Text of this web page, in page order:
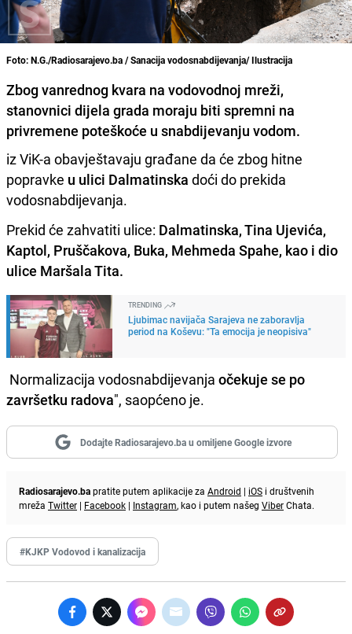
Foto: N.G./Radiosarajevo.ba / Sanacija vodosnabdijevanja/ Ilustracija
Zbog vanrednog kvara na vodovodnoj mreži,
stanovnici dijela grada moraju biti spremni na
privremene poteškoće u snabdijevanju vodom.
iz ViK-a obavještavaju građane da će zbog hitne
popravke u ulici Dalmatinska doći do prekida
vodosnabdijevanja.
Prekid će zahvatiti ulice: Dalmatinska, Tina Ujevića,
Kaptol, Pruščakova, Buka, Mehmeda Spahe, kao i dio
ulice Maršala Tita.
TRENDING
Ljubimac navijača Sarajeva ne zaboravlja
period na Koševu: "Ta emocija je neopisiva"
Normalizacija vodosnabdijevanja očekuje se po
završetku radova", saopćeno je.
Dodajte Radiosarajevo.ba u omiljene Google izvore
Radiosarajevo.bapratite putem aplikacije za Android | iOS i društvenih
mreža Twitter | Facebook | Instagram, kao i putem našeg ViberChata.
#KJKP Vodovod i kanalizacija